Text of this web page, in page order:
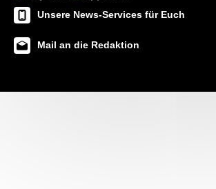
Unsere News-Services für Euch
Mail an die Redaktion